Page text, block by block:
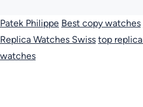
Patek Philippe Best copy watches
Replica Watches Swiss top
watches